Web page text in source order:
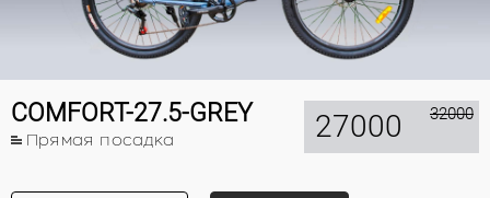
COMFORT-27.5-GREY
Прямая посадка 27000 32000